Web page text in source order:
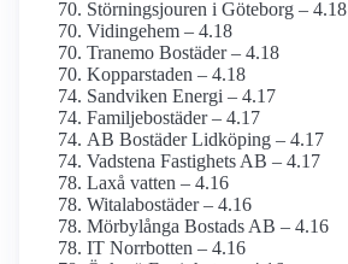
Störningsjouren i Göteborg – 4.18
Vidingehem – 4.18
Tranemo Bostäder – 4.18
Kopparstaden – 4.18
Sandviken Energi – 4.17
Familjebostäder – 4.17
AB Bostäder Lidköping – 4.17
Vadstena Fastighets AB – 4.17
Laxå vatten – 4.16
Witalabostäder – 4.16
Mörbylånga Bostads AB – 4.16
IT Norrbotten – 4.16